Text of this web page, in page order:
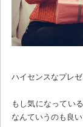
ハイセンスなプレ
もし気になってい
なんていうのも良い